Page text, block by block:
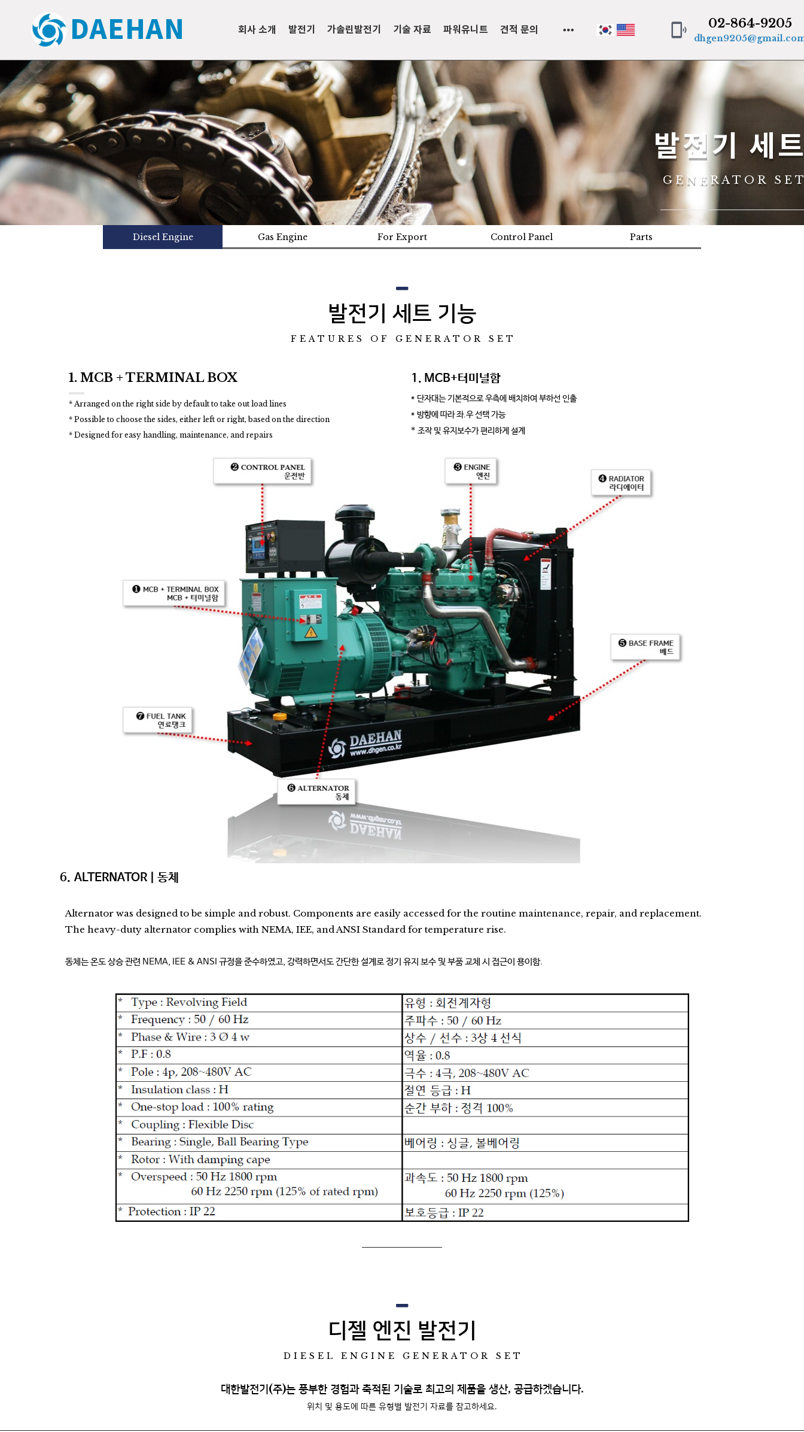
DAEHAN 회사 소개 발전기 가솔린발전기 기술 자료 파워유니트 견적 문의 phonelink_ring 02-864-9205
발전기 세
GENERATOR
Diesel Engine Gas Engine For Export Control Panel Parts
발전기 세트 기능
FEATURES OF GENERATOR SET
1. MCB + TERMINAL BOX
* Arranged on the right side by default to take out load lines
* Possible to choose the sides, either left or right, based on the direction
* Designed for easy handling, maintenance, and repairs
1. MCB+터미널함
* 단자대는 기본적으로 우측에 배치하여 부하선 인출
* 방향에 따라 좌.우 선택 가능
* 조작 및 유지보수가 편리하게 설계
6. ALTERNATOR 동체
Alternator was designed to be simple and robust. Components are easily accessed for the routine maintenance, repair, and replacement.
The heavy-duty alternator complies with NEMA, IEE, and ANSI Standard for temperature rise.
동체는 온도 상승 관련 NEMA, IEE & ANSI 규정을 준수하였고, 강력하면서도 간단한 설계로 정기 유지 보수 및 부품 교체 시 접근이 용이함.
디젤 엔진 발전기
DIESEL ENGINE GENERATOR SET
대한발전기(주)는 풍부한 경험과 축적된 기술로 최고의 제품을 생산, 공급하겠습니다.
위치 및 용도에 따른 유형별 발전기 자료를 참고하세요.